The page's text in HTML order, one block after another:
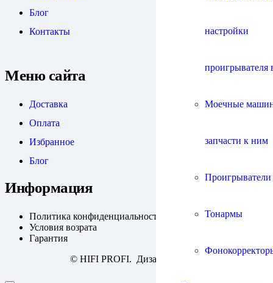
настройки
проигрывателя
Моечные
запчасти к ним
Тонармы
Блог
Контакты
Меню сайта
Доставка
Оплата
Избранное
Блог
Информация
Политика конфиденциальности
Условия возрата
Гарантия
© HIFI PROFI. Дизайн: